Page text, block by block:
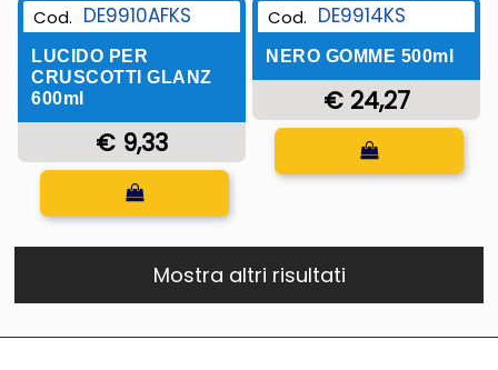
Cod. DE9910AFKS
LUCIDO PER
CRUSCOTTI GLANZ
600ml
€ 9,33
Quantità
Cod. DE9914KS
NERO GOMME 500ml
€ 24,27
Quantità
Mostra altri risultati